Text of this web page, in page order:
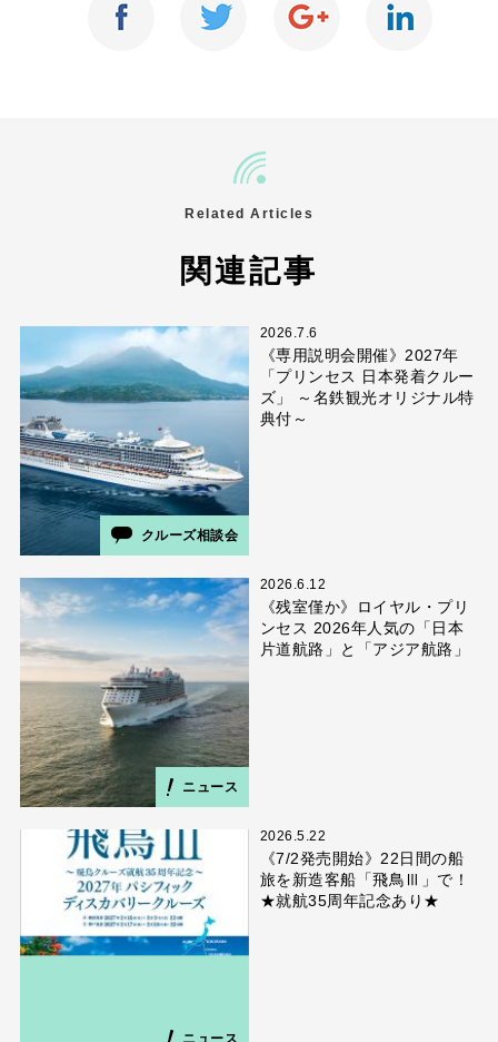
Related Articles
関連記事
クルーズ相談会
2026.7.6
《専用説明会開催》2027年
「プリンセス 日本発着クルー
ズ」 ～名鉄観光オリジナル特
典付～
ニュース
2026.6.12
《残室僅か》ロイヤル・プリ
ンセス 2026年人気の「日本
片道航路」と「アジア航路」
2026.5.22
《7/2発売開始》22日間の船
旅を新造客船「飛鳥Ⅲ」で！
★就航35周年記念あり★